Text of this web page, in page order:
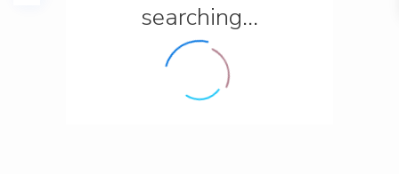
searching...